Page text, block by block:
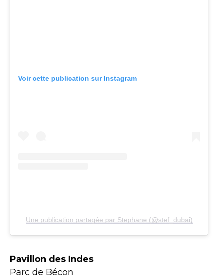
Voir cette publication sur Instagram
Une publication partagée par Stephane (@stef_dubai)
Pavillon des Indes
Parc de Bécon